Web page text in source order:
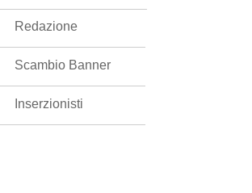
Redazione
Scambio Banner
Inserzionisti